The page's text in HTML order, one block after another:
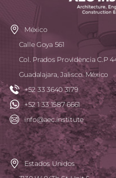
México
Calle Goya 561
Col. Prados Providencia C.P
Guadalajara, Jalisco. México
+52 33 3640 3179
+52 1 33 1587 6661
info@aec.institute
Estados Unidos